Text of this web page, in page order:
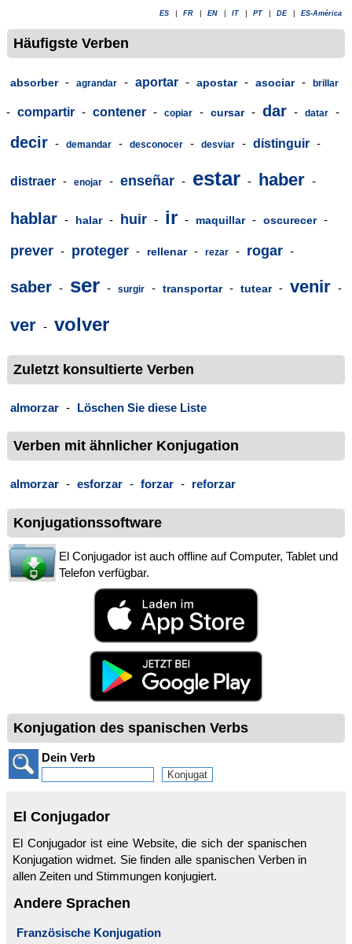
ES FR EN IT PT DE ES-América
Häufigste Verben
absorber - agrandar - aportar - apostar - asociar - brillar
- compartir - contener - copiar - cursar - dar - datar -
decir - demandar - desconocer - desviar - distinguir -
distraer - enojar - enseñar - estar - haber -
hablar - halar - huir - ir - maquillar - oscurecer -
prever - proteger - rellenar - rezar - rogar -
saber - ser - surgir - transportar - tutear - venir -
ver - volver
Zuletzt konsultierte Verben
almorzar - Löschen Sie diese Liste
Verben mit ähnlicher Konjugation
almorzar - esforzar - forzar - reforzar
Konjugationssoftware
El Conjugador ist auch offline auf Computer, Tablet und
Telefon verfügbar.
Konjugation des spanischen Verbs
Dein Verb
El Conjugador
El Conjugador ist eine Website, die sich der spanischen
Konjugation widmet. Sie finden alle spanischen Verben in
allen Zeiten und Stimmungen konjugiert.
Andere Sprachen
Französische Konjugation